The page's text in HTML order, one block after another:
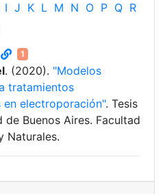
I J K L M N O P Q R
1
. (2020). "Modelos
tratamientos
electroporación". Tesis
Buenos Aires. Facultad
Naturales.